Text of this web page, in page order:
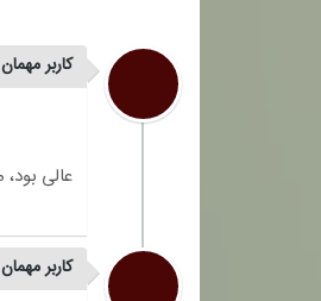
کاربر مهمان
کاربر مهمان